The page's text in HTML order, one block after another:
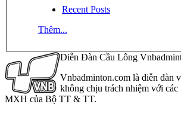
Recent Posts
Thêm...
Diễn Đàn Cầu Lông
Vnbadminton.com là diễn đàn
không chịu trách nhiệm với
MXH của Bộ TT & TT.